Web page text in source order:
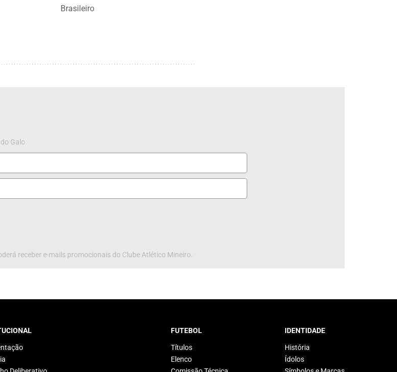
Brasileiro
Galo
receber e-mails promocionais do Clube Atlético Mineiro.
FUTEBOL
Títulos
Elenco
IDENTIDADE
História
Ídolos